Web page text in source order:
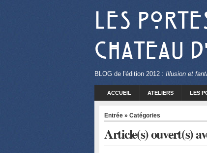
Les
Chateau
BLOG de l'édition 2012 : Illusion et
ACCUEIL ATELIERS LES
Entrée » Catégories
Article(s) ouvert(s)